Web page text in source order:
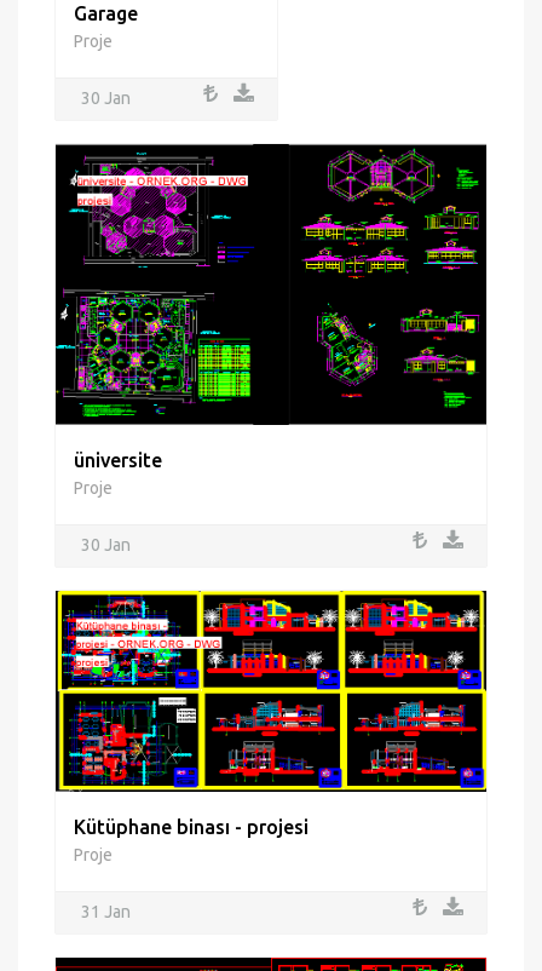
Garage
Proje
30 Jan
üniversite
Proje
30 Jan
Kütüphane binası - projesi
Proje
31 Jan